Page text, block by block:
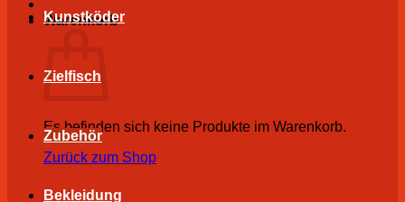
Warenkorb
Es befinden sich keine Produkte im Warenkorb.
Zurück zum Shop
Kunstköder
Zielfisch
Zubehör
Bekleidung